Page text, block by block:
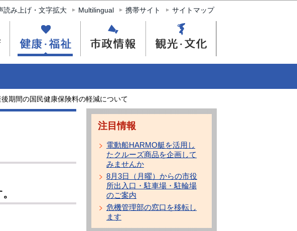
読み上げ・文字拡大 Multilingual 携帯サイト サイトマップ
後期間の国民健康保険料の軽減について
注目情報
電動船HARMO艇を活用し
たクルーズ商品を企画して
みませんか
8月3日（月曜）からの市役
所出入口・駐車場・駐輪場
のご案内
危機管理部の窓口を移転し
ます